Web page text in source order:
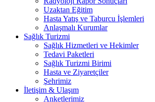
Uzaktan Eğitim
Hasta Yatış ve Taburcu İşlemleri
Anlaşmalı Kurumlar
Sağlık Turizmi
Sağlık Hizmetleri ve Hekimler
Tedavi Paketleri
Sağlık Turizmi Birimi
Hasta ve Ziyaretçiler
Şehrimiz
İletişim & Ulaşım
Anketlerimiz